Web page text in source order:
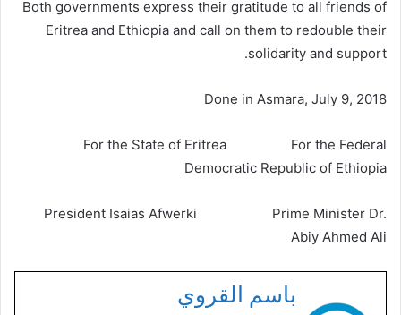
Both governments express their gratitude to all friends of
Eritrea and Ethiopia and call on them to redouble their
solidarity and support.
Done in Asmara, July 9, 2018
For the State of Eritrea For the Federal
Democratic Republic of Ethiopia
President Isaias Afwerki Prime Minister Dr.
Abiy Ahmed Ali
باسم القروي